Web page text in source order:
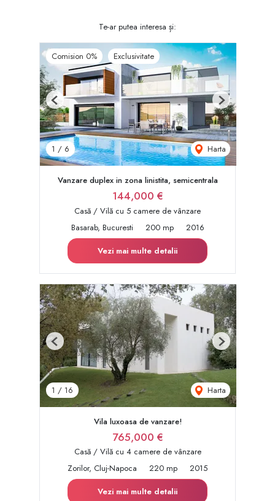
Te-ar putea interesa și:
Comision 0% Exclusivitate
1 / 6 Harta
Previous Next
Vanzare duplex in zona linistita, semicentrala
144,000 €
Casă / Vilă cu 5 camere de vânzare
Basarab, Bucuresti
200 mp
2016
Vezi mai multe detalii
1 / 16 Harta
Previous Next
Vila luxoasa de vanzare!
765,000 €
Casă / Vilă cu 4 camere de vânzare
Zorilor, Cluj-Napoca
220 mp
2015
Vezi mai multe detalii